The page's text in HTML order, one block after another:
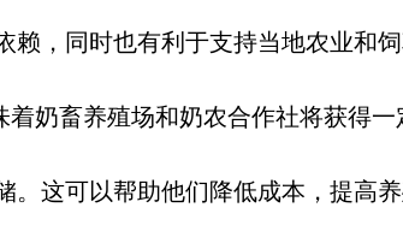
赖，同时也有利于支持当地农业和饲
着奶畜养殖场和奶农合作社将获得
。这可以帮助他们降低成本，提高